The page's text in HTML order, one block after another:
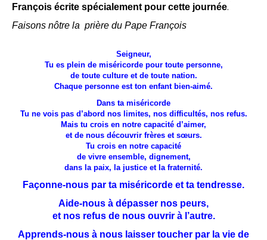
François écrite spécialement pour cette journée.
Faisons nôtre la prière du Pape François
Seigneur,
Tu es plein de miséricorde pour toute personne,
de toute culture et de toute nation.
Chaque personne est ton enfant bien-aimé.
Dans ta miséricorde
Tu ne vois pas d’abord nos limites, nos difficultés, nos refus.
Mais tu crois en notre capacité d’aimer,
et de nous découvrir frères et sœurs.
Tu crois en notre capacité
de vivre ensemble, dignement,
dans la paix, la justice et la fraternité.
Façonne-nous par ta miséricorde et ta tendresse.
Aide-nous à dépasser nos peurs,
et nos refus de nous ouvrir à l’autre.
Apprends-nous à nous laisser toucher par la vie de